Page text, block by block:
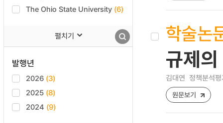
The Ohio State University (6)
펼치기
발행년
2026 (3)
2025 (8)
2024 (9)
학술논
규제
김대연 정책분석
원문보기